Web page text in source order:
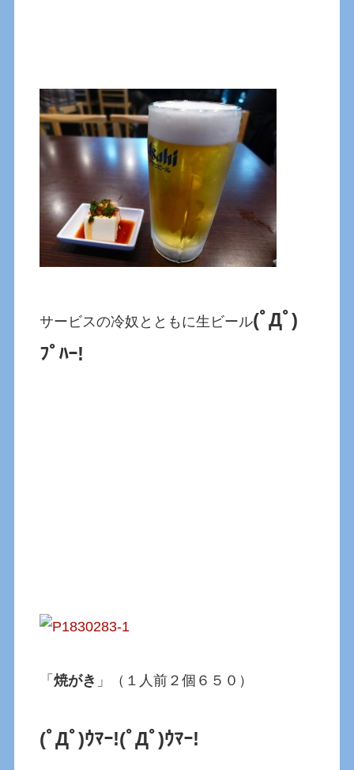
サービスの冷奴とともに生ビール(ﾟДﾟ)
ﾌﾟﾊｰ!
「焼がき 」（１人前２個６５０）
(ﾟДﾟ)ｳﾏｰ!(ﾟДﾟ)ｳﾏｰ!